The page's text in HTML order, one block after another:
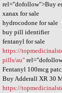
rel="dofollow">Buy
xanax for sale
hydrocodone for sale
buy pill identifier
fentanyl for sale
https://
pills/au"
Fentanyl 100mcg
Buy Adderall XR 30
https://